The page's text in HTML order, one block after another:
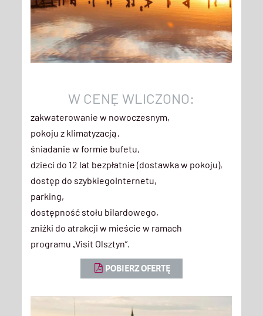
W CENĘ WLICZONO:
zakwaterowanie w nowoczesnym,
pokoju z klimatyzacją,
śniadanie w formie bufetu,
dzieci do 12 lat bezpłatnie (dostawka w pokoju),
dostęp do szybkiegoInternetu,
parking,
dostępność stołu bilardowego,
zniżki do atrakcji w mieście w ramach
programu „Visit Olsztyn”.
POBIERZ OFERTĘ